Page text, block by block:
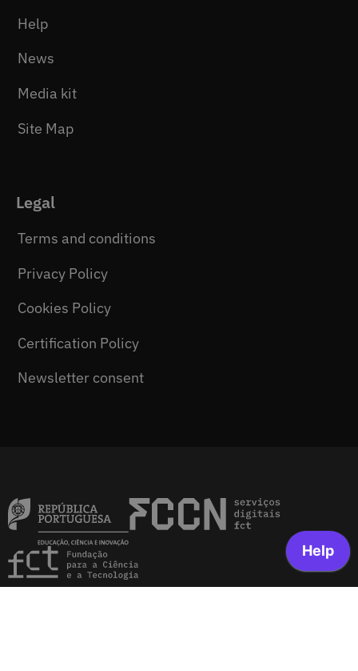
Help
News
Media kit
Site Map
Legal
Terms and conditions
Privacy Policy
Cookies Policy
Certification Policy
Newsletter consent